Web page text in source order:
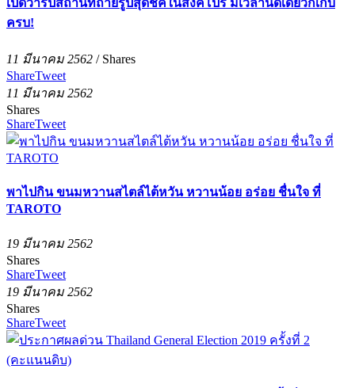
ครบ!
11 มีนาคม 2562 / Shares
ShareTweet
11 มีนาคม 2562
Shares
ShareTweet
พาไปกิน ขนมหวานสไตล์ไต้หวัน หวานน้อย อร่อย ชื่นใจ ที่
TAROTO
19 มีนาคม 2562
Shares
ShareTweet
19 มีนาคม 2562
Shares
ShareTweet